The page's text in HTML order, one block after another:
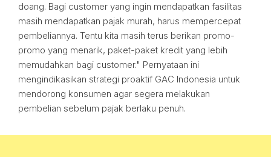
doang. Bagi customer yang ingin mendapatkan fasilitas
masih mendapatkan pajak murah, harus mempercepat
pembeliannya. Tentu kita masih terus berikan promo-
promo yang menarik, paket-paket kredit yang lebih
memudahkan bagi customer." Pernyataan ini
mengindikasikan strategi proaktif GAC Indonesia untuk
mendorong konsumen agar segera melakukan
pembelian sebelum pajak berlaku penuh.